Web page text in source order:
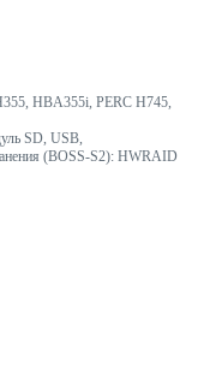
HBA355i, PERC H745,
SD, USB,
(BOSS-S2): HWRAID